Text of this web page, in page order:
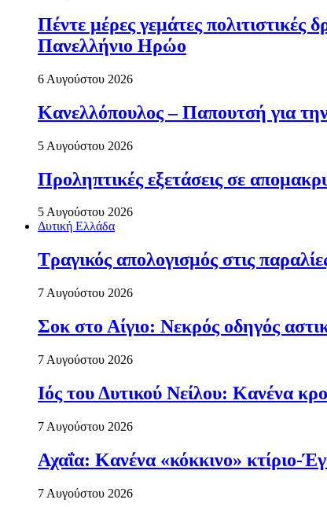
Πέντε μέρες γεμάτες
Πανελλήνιο Ηρώο
6 Αυγούστου 2026
Κανελλόπουλος – Παπουτσή για
5 Αυγούστου 2026
Προληπτικές εξετάσεις σε
5 Αυγούστου 2026
Δυτική Ελλάδα
Τραγικός απολογισμός στις
7 Αυγούστου 2026
Σοκ στο Αίγιο: Νεκρός οδηγός
7 Αυγούστου 2026
Ιός του Δυτικού Νείλου: Κανένα
7 Αυγούστου 2026
Αχαΐα: Κανένα «κόκκινο» κτίριο-
7 Αυγούστου 2026